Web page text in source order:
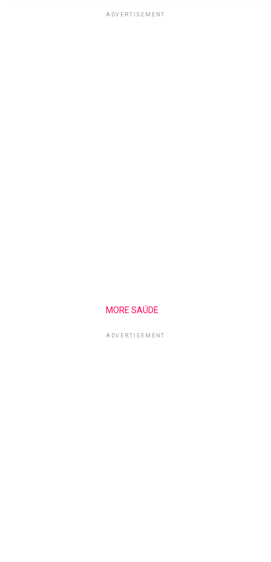
ADVERTISEMENT
MORE SAÚDE
ADVERTISEMENT